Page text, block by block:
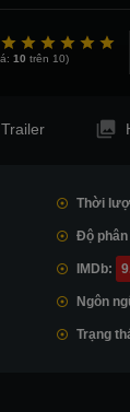
10 trên 10)
Trailer
Thời
Độ phân
IMDb:
Ngôn
Trạng